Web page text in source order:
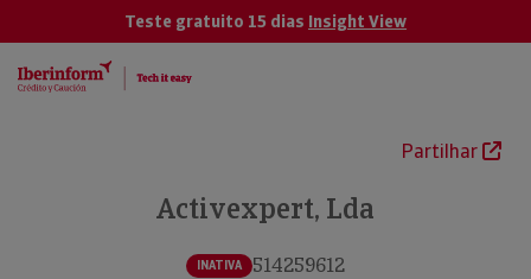
Teste gratuito 15 dias Insight View
Partilhar
Activexpert, Lda
INATIVA 514259612